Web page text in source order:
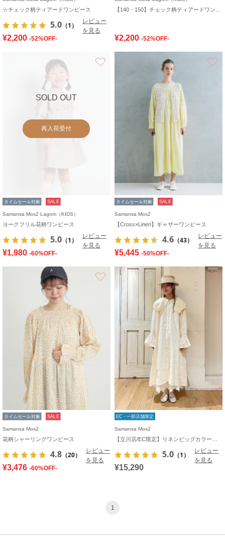
☆チェック柄ティアードワンピース
5.0 （1）
レビュー
を見る
¥2,200 -52%OFF- ¥2,200 -52%OFF-
SOLD OUT
再入荷受付
タイムセール対象 SALE
Samansa Mos2 Lagom（KIDS）
ヨークフリル花柄ワンピース
5.0 （1）
レビュー
を見る
¥1,980 -60%OFF-
タイムセール対象 SALE
Samansa Mos2
【Cross×Linen】ギャザーワンピース
4.6 （43）
レビュー
を見る
¥5,445 -50%OFF-
お気に入り
タイムセール対象 SALE
Samansa Mos2
花柄シャーリングワンピース
4.8 （20）
レビュー
を見る
¥3,476 -60%OFF-
EC・一部店舗限定
Samansa Mos2
5.0 （1）
レビュー
を見る
¥15,290
1